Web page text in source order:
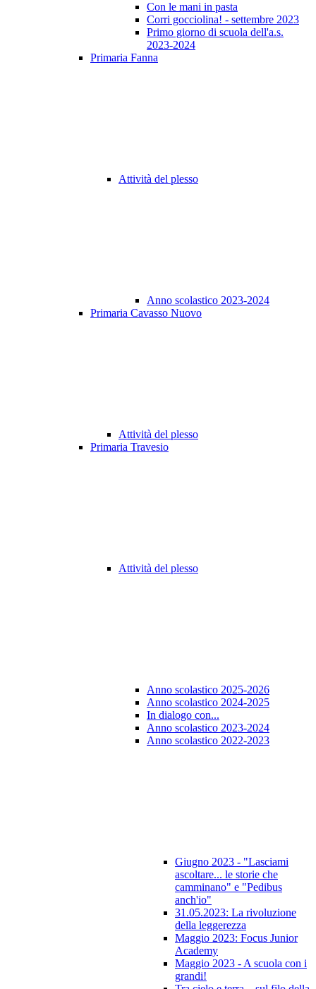
Con le mani in pasta
Corri gocciolina! - settembre 2023
Primo giorno di scuola dell'a.s.
2023-2024
Primaria Fanna
Attività del plesso
Anno scolastico 2023-2024
Primaria Cavasso Nuovo
Attività del plesso
Primaria Travesio
Attività del plesso
Anno scolastico 2025-2026
Anno scolastico 2024-2025
In dialogo con...
Anno scolastico 2023-2024
Anno scolastico 2022-2023
Giugno 2023 - "Lasciami
ascoltare... le storie che
camminano" e "Pedibus
anch'io"
31.05.2023: La rivoluzione
della leggerezza
Maggio 2023: Focus Junior
Academy
Maggio 2023 - A scuola con i
grandi!